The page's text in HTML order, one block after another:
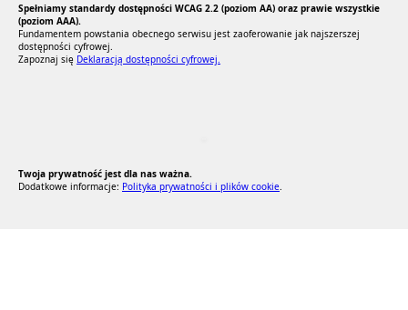
Spełniamy standardy dostępności WCAG 2.2 (poziom AA) oraz prawie wszystkie
(poziom AAA).
Fundamentem powstania obecnego serwisu jest zaoferowanie jak najszerszej
dostępności cyfrowej.
Zapoznaj się Deklaracją dostępności cyfrowej.
Twoja prywatność jest dla nas ważna.
Dodatkowe informacje: Polityka prywatności i plików cookie